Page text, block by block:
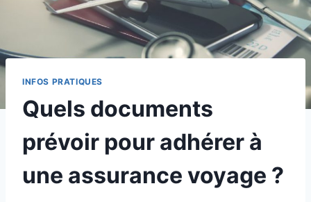
INFOS PRATIQUES
Quels documents
prévoir pour adhérer à
une assurance voyage ?